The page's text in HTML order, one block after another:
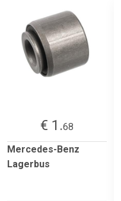
€ 1.68
Mercedes-Benz
Lagerbus